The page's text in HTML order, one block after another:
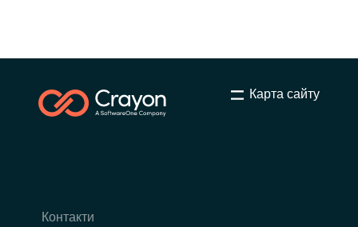
Карта сайту
Контакти